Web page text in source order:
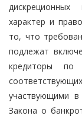
характер и
то, что
подлежат
кредиторы по
участвующими
Закона о